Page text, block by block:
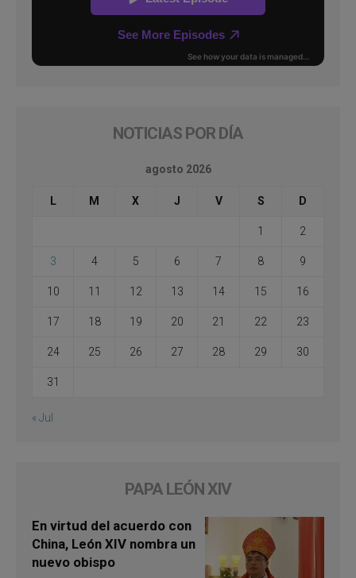
NOTICIAS POR DÍA
agosto 2026
L M X J V S D
1 2
3 4 5 6 7 8 9
10 11 12 13 14 15 16
17 18 19 20 21 22 23
24 25 26 27 28 29 30
31
« Jul
PAPA LEÓN XIV
En virtud del acuerdo con
China, León XIV nombra un
nuevo obispo